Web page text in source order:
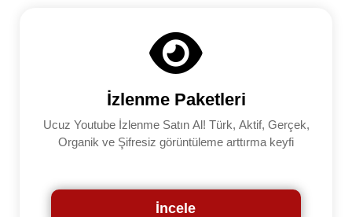
İzlenme Paketleri
Ucuz Youtube İzlenme Satın Al! Türk, Aktif, Gerçek,
Organik ve Şifresiz görüntüleme arttırma keyfi
İncele